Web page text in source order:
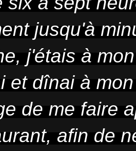
jusqu'à
j'étais à
et dînai à
de me faire
afin de